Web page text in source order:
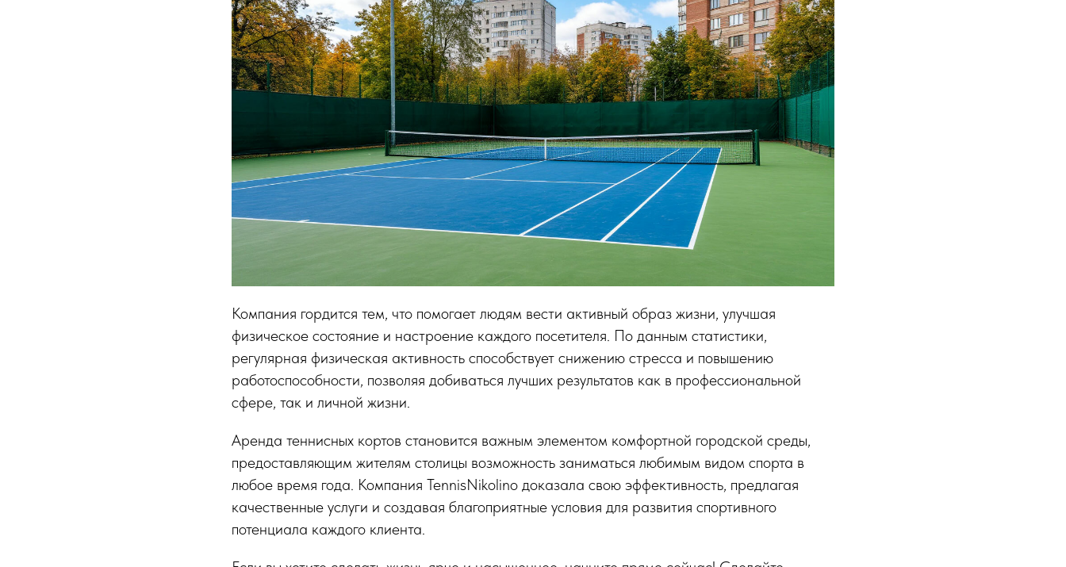
Компания гордится тем, что помогает людям вести активный образ жизни, улучшая
физическое состояние и настроение каждого посетителя. По данным статистики,
регулярная физическая активность способствует снижению стресса и повышению
работоспособности, позволяя добиваться лучших результатов как в профессиональной
сфере, так и личной жизни.
Аренда теннисных кортов становится важным элементом комфортной городской среды,
предоставляющим жителям столицы возможность заниматься любимым видом спорта в
любое время года. Компания TennisNikolino доказала свою эффективность, предлагая
качественные услуги и создавая благоприятные условия для развития спортивного
потенциала каждого клиента.